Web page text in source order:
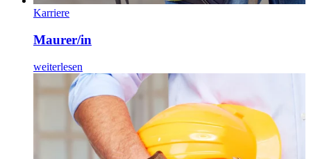
Karriere
Maurer/in
weiterlesen